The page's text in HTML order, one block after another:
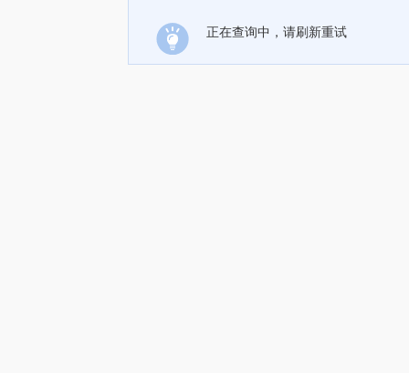
正在查询中，请刷新重试